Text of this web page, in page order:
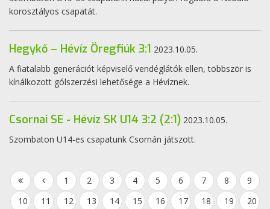
korosztályos csapatát.
Hegykő – Hévíz Öregfiúk 3:1 2023.10.05.
A fiatalabb generációt képviselő vendéglátók ellen, többször is
kínálkozott gólszerzési lehetősége a Hévíznek.
Csornai SE - Hévíz SK U14 3:2 (2:1) 2023.10.05.
Szombaton U14-es csapatunk Csornán játszott.
1 2 3 4 5 6 7 8
9
10
11 12 13 14 15 16 17 18 19
20